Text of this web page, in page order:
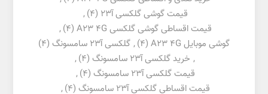
قیمت گوشی گلکسی آ23
(4)
,
قیمت اقساطی گوشی گلکسی A23 4G
(4)
,
گوشی موبایل A23 4G
(4)
, گلکسی آ23 سامسونگ
(4)
, خرید گلکسی آ23 سامسونگ (4)
,
قیمت گلکسی آ23 سامسونگ
(4)
,
قیمت اقساطی گلکسی آ23 سامسونگ
(4)
,